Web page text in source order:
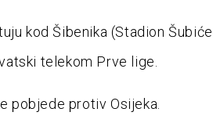
kod Šibenika (Stadion
telekom Prve lige.
pobjede protiv Osijeka.